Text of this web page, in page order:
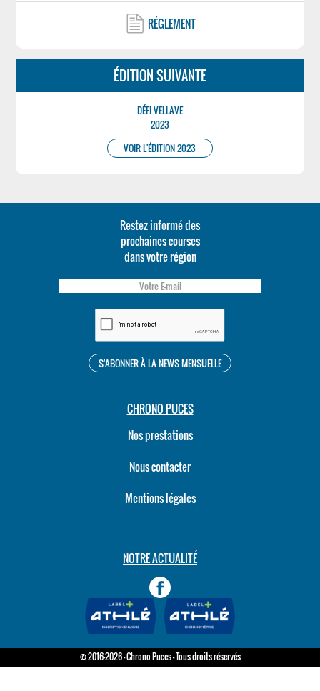
RÉGLEMENT
ÉDITION SUIVANTE
DÉFI VELLAVE
2023
VOIR L'ÉDITION 2023
Restez informé des
prochaines courses
dans votre région
CHRONO PUCES
Nos prestations
Nous contacter
Mentions légales
NOTRE ACTUALITÉ
© 2016-2026 - Chrono Puces - Tous droits réservés